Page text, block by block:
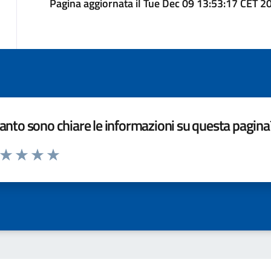
Pagina aggiornata il Tue Dec 09 13:53:17 CET
sono chiare le informazioni su questa
da 1 a 5 stelle la pagina